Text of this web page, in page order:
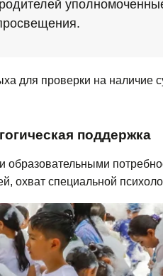
для проверки на наличие
поддержка
образовательными
охват специальной